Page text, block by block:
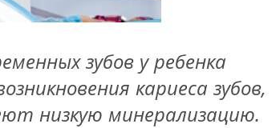
зубов у ребенка
кариеса зубов,
низкую минерализацию.